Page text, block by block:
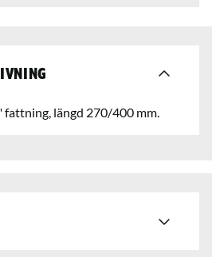
längd 270/400 mm.